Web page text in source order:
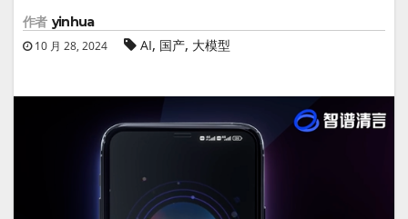
作者 yinhua
10 月 28, 2024 AI, 国产, 大模型